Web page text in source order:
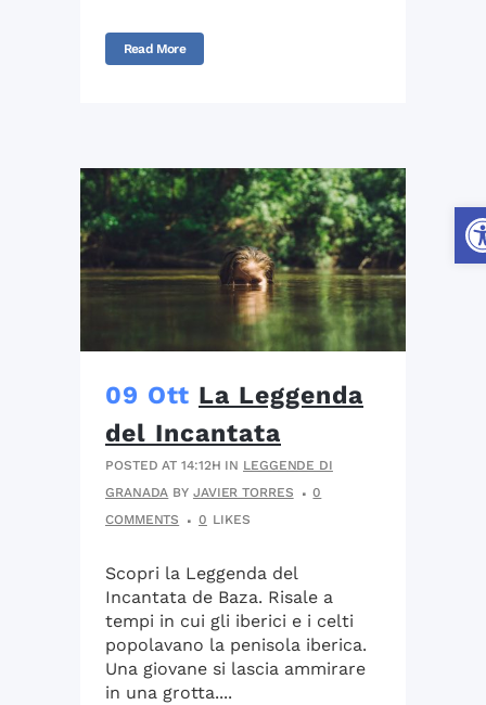
Read More
09 Ott La Leggenda
del Incantata
POSTED AT 14:12H IN LEGGENDE DI
GRANADA BY JAVIER TORRES
0
COMMENTS
0 LIKES
Scopri la Leggenda del
Incantata de Baza. Risale a
tempi in cui gli iberici e i celti
popolavano la penisola iberica.
Una giovane si lascia ammirare
in una grotta....